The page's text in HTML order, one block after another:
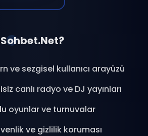
ve sezgisel kullanıcı arayüzü
canlı radyo ve DJ yayınları
oyunlar ve turnuvalar
ve gizlilik koruması